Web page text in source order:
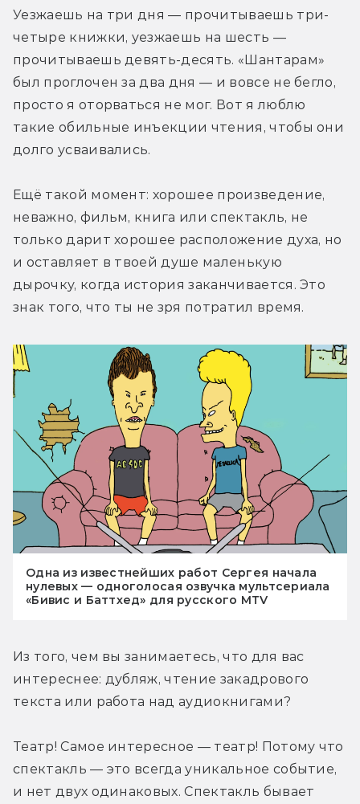
Уезжаешь на три дня — прочитываешь три-
четыре книжки, уезжаешь на шесть —
прочитываешь девять-десять. «Шантарам»
был проглочен за два дня — и вовсе не бегло,
просто я оторваться не мог. Вот я люблю
такие обильные инъекции чтения, чтобы они
долго усваивались.
Ещё такой момент: хорошее произведение,
неважно, фильм, книга или спектакль, не
только дарит хорошее расположение духа, но
и оставляет в твоей душе маленькую
дырочку, когда история заканчивается. Это
знак того, что ты не зря потратил время.
Одна из известнейших работ Сергея начала
нулевых — одноголосая озвучка мультсериала
«Бивис и Баттхед» для русского MTV
Из того, чем вы занимаетесь, что для вас
интереснее: дубляж, чтение закадрового
текста или работа над аудиокнигами?
Театр! Самое интересное — театр! Потому что
спектакль — это всегда уникальное событие,
и нет двух одинаковых. Спектакль бывает